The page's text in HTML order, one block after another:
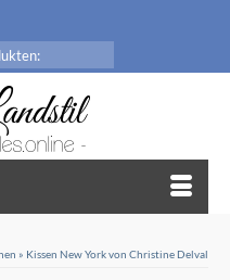
» Kissen New York von Christine Delval